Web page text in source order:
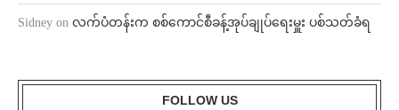
Sidney on လက်ပံတန်းက စစ်ကောင်စီခန့်အုပ်ချုပ်ရေးမှူး ပစ်သတ်ခံရ
FOLLOW US